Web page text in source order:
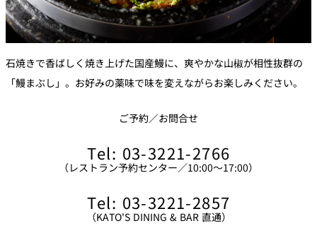
石焼きで香ばしく焼き上げた国産鰻に、爽やかな山椒が相性抜群の
「鰻まぶし」。お好みの薬味で味を変えながらお楽しみください。
ご予約／お問合せ
Tel: 03-3221-2766
（レストラン予約センター／10:00～17:00）
Tel: 03-3221-2857
（KATO'S DINING & BAR 直通）